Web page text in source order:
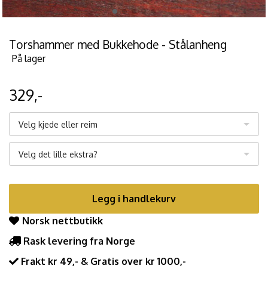
Torshammer med Bukkehode - Stålanheng
På lager
329,-
Velg kjede eller reim
Velg det lille ekstra?
Legg i handlekurv
Norsk nettbutikk
Rask levering fra Norge
Frakt kr 49,- & Gratis over kr 1000,-